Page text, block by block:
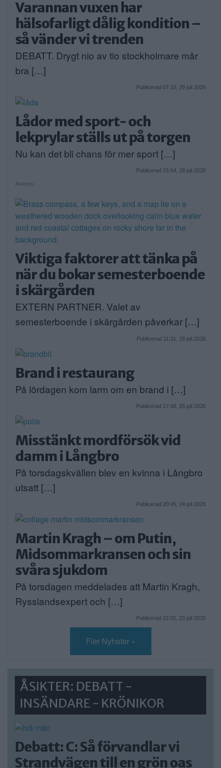
Varannan vuxen har
hälsofarligt dålig kondition –
så vänder vi trenden
DEBATT. Drygt nio av tio stockholmare mår
bra […]
Publicerad 07:10, 29 juli 2026
Lådor med sport- och
lekprylar ställs ut på torgen
Nu kan det bli chans för mer sport […]
Publicerad 15:54, 28 juli 2026
Annons:
Viktiga faktorer att tänka på
när du bokar semesterboende
i skärgården
EXTERN PARTNER. Valet av
semesterboende i skärgården påverkar […]
Publicerad 11:31, 28 juli 2026
Brand i restaurang
På lördagen kom larm om en brand i […]
Publicerad 17:48, 25 juli 2026
Misstänkt mordförsök vid
damm i Långbro
På torsdagskvällen blev en kvinna i Långbro
utsatt […]
Publicerad 20:45, 24 juli 2026
Martin Kragh – om Putin,
Midsommarkransen och sin
svåra sjukdom
På torsdagen meddelades att Martin Kragh,
Rysslandsexpert och […]
Publicerad 22:02, 23 juli 2026
Fler Nyheter »
ÅSIKTER: DEBATT -
INSÄNDARE - KRÖNIKOR
Debatt: C: Så förvandlar vi
Strandvägen till en grön oas